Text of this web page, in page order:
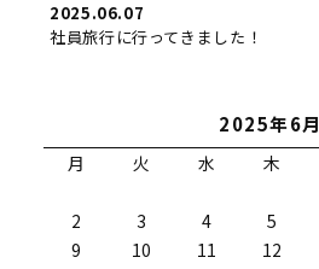
2025.06.07
社員旅行に行ってきました！
2025年6月
月 火 水 木
2
3 4 5
9
10 11 12